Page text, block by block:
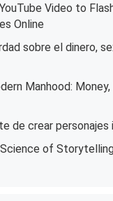
Video to
Online
sobre el dinero,
Manhood:
de crear personajes
of